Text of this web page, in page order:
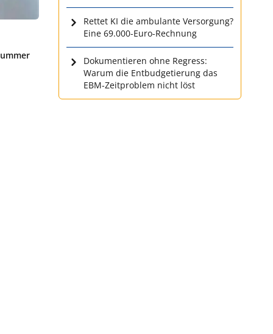
Rettet KI die ambulante Versorgung?
Eine 69.000-Euro-Rechnung
Dokumentieren ohne Regress:
Warum die Entbudgetierung das
EBM-Zeitproblem nicht löst